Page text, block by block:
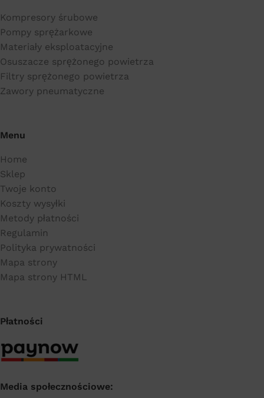
Kompresory śrubowe
Pompy sprężarkowe
Materiały eksploatacyjne
Osuszacze sprężonego powietrza
Filtry sprężonego powietrza
Zawory pneumatyczne
Menu
Home
Sklep
Twoje konto
Koszty wysyłki
Metody płatności
Regulamin
Polityka prywatności
Mapa strony
Mapa strony HTML
Płatności
Media społecznościowe: